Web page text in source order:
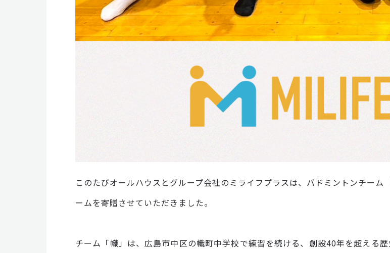
このたびオールハウスとグループ会社のミライフプラスは、バドミントンチー
ームを寄贈させていただきました。
チーム「幟」は、広島市中区の幟町中学校で練習を続ける、創設40年を超える